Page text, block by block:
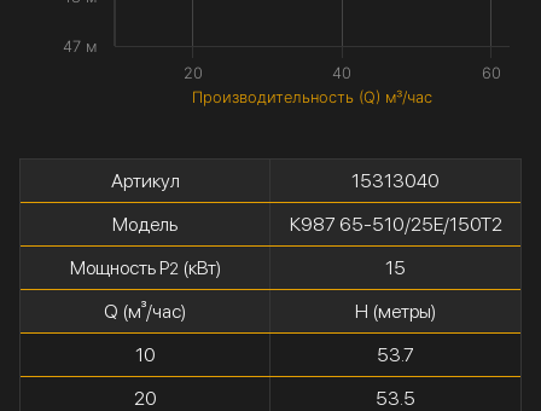
Производительность (Q) м³/час
20 40 60
47 м
Артикул
15313040
Модель
К987 65-510/25Е/150Т2
Мощность P2 (кВт)
15
Q (м³/час)
H (метры)
10
53.7
20
53.5